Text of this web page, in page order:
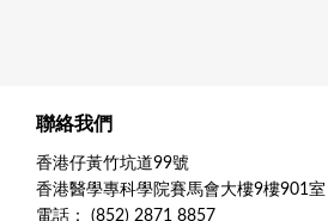
聯絡我們
香港仔黃竹坑道99號
香港醫學專科學院賽馬會大樓9樓901室
電話： (852) 2871 8857